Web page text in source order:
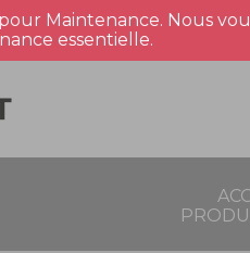
Maintenance. Nous
essentielle.